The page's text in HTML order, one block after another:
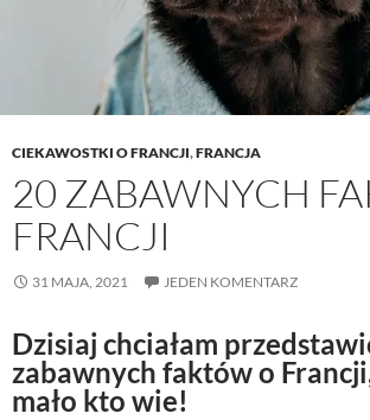
CIEKAWOSTKI O FRANCJI,FRANCJA
20 ZABAWNYCH
FRANCJI
31 MAJA, 2021 JEDEN KOMENTARZ
Dzisiaj chciałam
zabawnych faktów o
mało kto wie!